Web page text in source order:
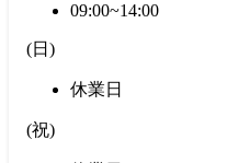
09:00~14:00
(日 )
休業日
(祝)